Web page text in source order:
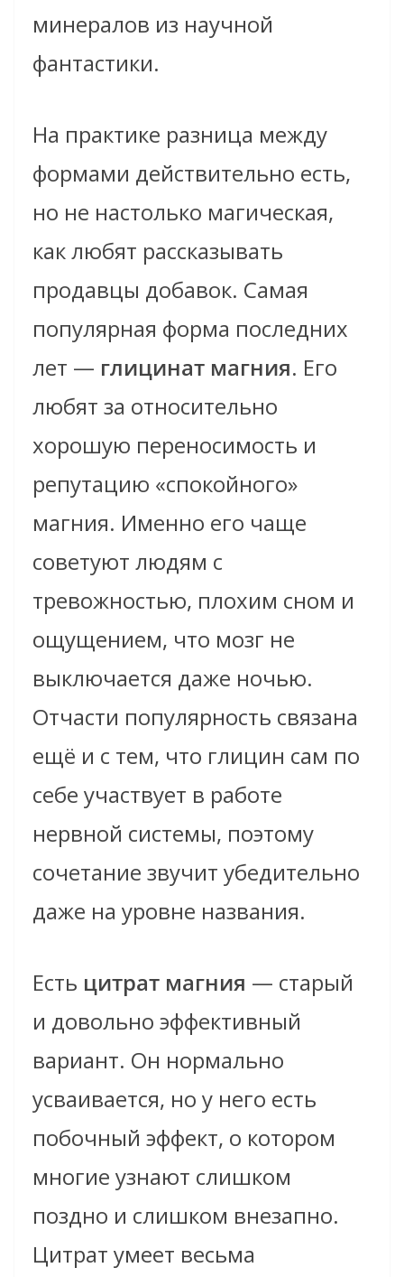
минералов из научной
фантастики.
На практике разница между
формами действительно есть,
но не настолько магическая,
как любят рассказывать
продавцы добавок. Самая
популярная форма последних
лет — глицинат магния. Его
любят за относительно
хорошую переносимость и
репутацию «спокойного»
магния. Именно его чаще
советуют людям с
тревожностью, плохим сном и
ощущением, что мозг не
выключается даже ночью.
Отчасти популярность связана
ещё и с тем, что глицин сам по
себе участвует в работе
нервной системы, поэтому
сочетание звучит убедительно
даже на уровне названия.
Есть цитрат магния — старый
и довольно эффективный
вариант. Он нормально
усваивается, но у него есть
побочный эффект, о котором
многие узнают слишком
поздно и слишком внезапно.
Цитрат умеет весьма